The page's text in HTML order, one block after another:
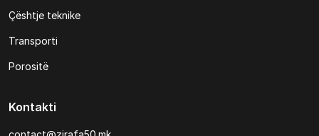
Çështje teknike
Transporti
Porositë
Kontakti